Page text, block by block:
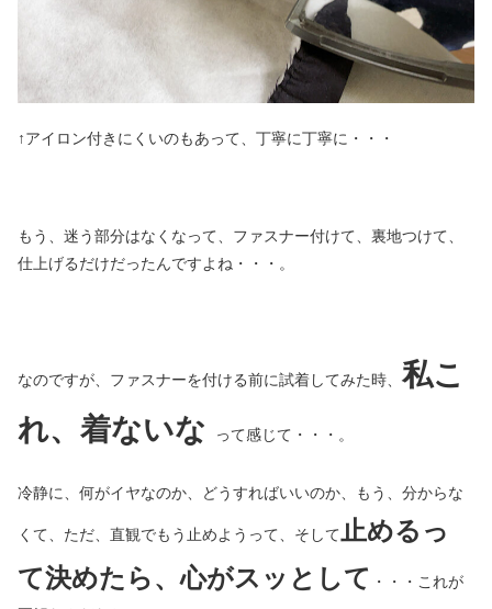
↑アイロン付きにくいのもあって、丁寧に丁寧に・・・
もう、迷う部分はなくなって、ファスナー付けて、裏地つけて、
仕上げるだけだったんですよね・・・。
なのですが、ファスナーを付ける前に試着してみた時、 私こ
れ、着ないな
って感じて・・・。
冷静に、何がイヤなのか、どうすればいいのか、もう、分からな
くて、ただ、直観でもう止めようって、そして止めるっ
て決めたら、心がスッとして ・・・これが